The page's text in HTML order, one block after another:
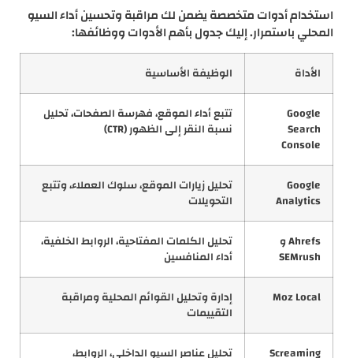
استخدام أدوات متخصصة يضمن لك مراقبة وتحسين أداء السيو
المحلي باستمرار. إليك جدول بأهم الأدوات ووظائفها:
الأداة الوظيفة الأساسية
Google
Search
Console
تتبع أداء الموقع، فهرسة الصفحات، تحليل
نسبة النقر إلى الظهور (CTR)
Google
Analytics
تحليل زيارات الموقع، سلوك العملاء، وتتبع
التحويلات
Ahrefs و
SEMrush
تحليل الكلمات المفتاحية، الروابط الخلفية،
أداء المنافسين
Moz Local
إدارة وتحليل القوائم المحلية ومراقبة
التقييمات
Screaming
تحليل عناصر السيو الداخلي، الروابط،